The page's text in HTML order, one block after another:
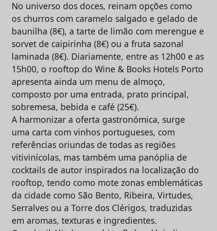
No universo dos doces, reinam opções como
os churros com caramelo salgado e gelado de
baunilha (8€), a tarte de limão com merengue e
sorvet de caipirinha (8€) ou a fruta sazonal
laminada (8€). Diariamente, entre as 12h00 e as
15h00, o rooftop do Wine & Books Hotels Porto
apresenta ainda um menu de almoço,
composto por uma entrada, prato principal,
sobremesa, bebida e café (25€).
A harmonizar a oferta gastronómica, surge
uma carta com vinhos portugueses, com
referências oriundas de todas as regiões
vitivinícolas, mas também uma panóplia de
cocktails de autor inspirados na localização do
rooftop, tendo como mote zonas emblemáticas
da cidade como São Bento, Ribeira, Virtudes,
Serralves ou a Torre dos Clérigos, traduzidas
em aromas, texturas e ingredientes.